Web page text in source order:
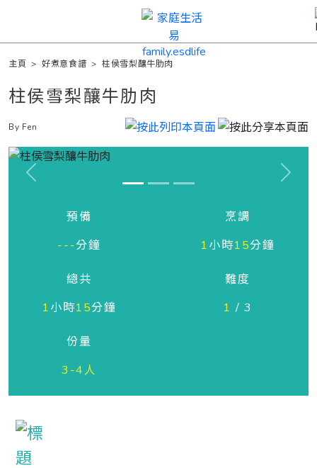
主頁 >好煮意食譜 >柱侯雪梨釀牛肋肉
柱侯雪梨釀牛肋肉
By Fen
Previous Next
預備
---分鐘
烹調
1小時15分鐘
總共
1小時15分鐘
難度
1 / 3
份量
3-4人